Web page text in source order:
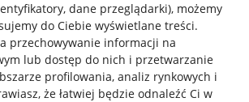
dane przeglądarki), możemy
do Ciebie wyświetlane treści.
przechowywanie informacji na
lub dostęp do nich i przetwarzanie
profilowania, analiz rynkowych i
że łatwiej będzie odnaleźć Ci w